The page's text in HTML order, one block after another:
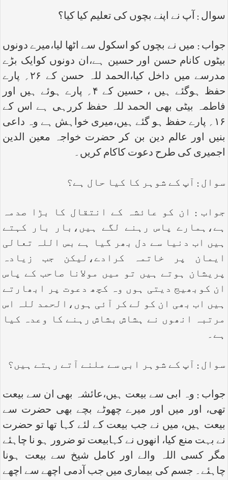
سوال : آپ نے اپنے بچوں کی تعلیم کیا کیا؟
جواب : میں نے بچوں کو اسکول سے اٹھا لیا،میرے دونوں
بیٹوں کانام حسن اور حسین ہے،ان دونوں کوایک بڑے
مدرسے میں داخل کیا،الحمد للہ حسن کے ۲۶؍ پارے
حفظ ہوگئے ہیں ، حسین کے ۴؍ پارے ہوئے ہیں اور
فاطمہ بیٹی بھی الحمد للہ حفظ کررہی ہے اس کے
۱۶؍ پارے حفظ ہو گئے ہیں،میری خواہش ہے وہ داعی
بنیں اور عالم دین بن کر حضرت خواجہ معین الدین
اجمیری کی طرح دعوت کاکام کریں۔
سوال : آپ کے شوہر کا کیا حال ہے؟
جواب : ان کو عائشہ کے انتقال کا بڑا صدمہ
ہے،ہمارے پاس رہنے لگے ہیں،بار بار کہتے
ہیں اب دنیا سے دل بھر گیا ہے بس اللہ تعالی
ایمان پر خاتمہ کرادے،لیکن جب زیادہ
پریشان ہوتے ہیں تو میں مولانا صاحب کے پاس
ان کوبھیج دیتی ہوں وہ کچھ دعوت پر ابھارتے
ہیں اب بھی ان کو لے کر آئی ہوں،الحمد للہ اس
مرتبہ انھوں نے ہشاش بشاش رہنے کا وعدہ کیا
ہے۔
سوال : آپ کے شوہر ابی سے ملنے آتے رہتے ہیں؟
جواب : وہ ابی سے بیعت ہیں،عائشہ بھی ان سے بیعت
تھی، اور میں اور میرے چھوٹے بچے بھی حضرت سے
بیعت ہیں، میں نے جب بیعت کے لئے کہا تھا تو حضرت
نے بہت منع کیا، انھوں نے کہابیعت تو ضرور ہو نا چاہئے
مگر کسی اللہ والے اور کامل شیخ سے بیعت ہونا
چاہئے۔ جسم کی بیماری میں جب آدمی اچھے سے اچھے